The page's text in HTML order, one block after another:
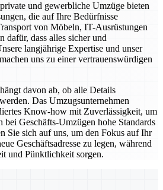
und gewerbliche Umzüge bieten
die auf Ihre Bedürfnisse
von Möbeln, IT-Ausrüstungen
dafür, dass alles sicher und
langjährige Expertise und unser
uns zu einer vertrauenswürdigen
davon ab, ob alle Details
Das Umzugsunternehmen
Know-how mit Zuverlässigkeit, um
bei Geschäfts-Umzügen hohe Standards
Sie sich auf uns, um den Fokus auf Ihr
Geschäftsadresse zu legen, während
und Pünktlichkeit sorgen.